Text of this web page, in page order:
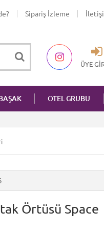
Sipariş İzleme
ÜYE
OTEL GRUBU
Örtüsü Space